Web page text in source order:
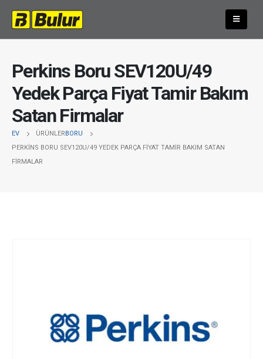
Perkins Boru SEV120U/49
Yedek Parça Fiyat Tamir Bakım
Satan Firmalar
EV ÜRÜNLERBORU
PERKINS BORU SEV120U/49 YEDEK PARÇA FIYAT TAMIR BAKIM SATAN
FIRMALAR